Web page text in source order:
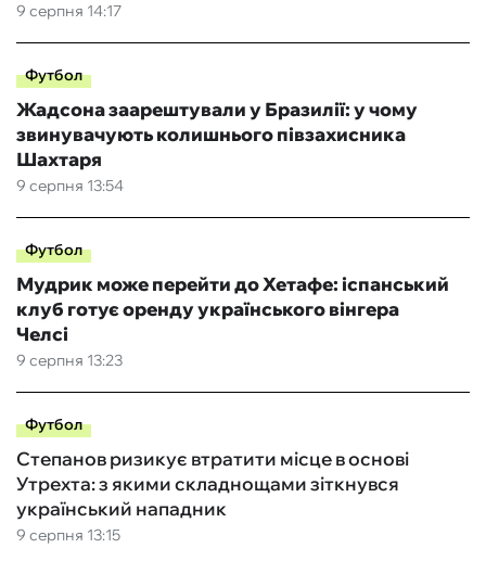
9 серпня 14:17
Футбол
9 серпня 13:54
Жадсона заарештували у Бразилії: у чому
звинувачують колишнього півзахисника
Шахтаря
Футбол
9 серпня 13:23
Мудрик може перейти до Хетафе: іспанський
клуб готує оренду українського вінгера
Челсі
Футбол
9 серпня 13:15
Степанов ризикує втратити місце в основі
Утрехта: з якими складнощами зіткнувся
український нападник